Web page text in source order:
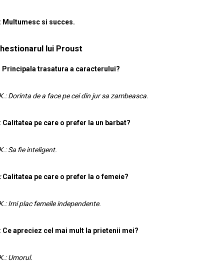
Multumesc si succes.
lui Proust
Principala trasatura a caracterului?
Dorinta de a face pe cei din jur sa zambeasca.
Calitatea pe care o prefer la un barbat?
Sa fie inteligent.
Calitatea pe care o prefer la o femeie?
Imi plac femeile independente.
Ce apreciez cel mai mult la prietenii mei?
Umorul.